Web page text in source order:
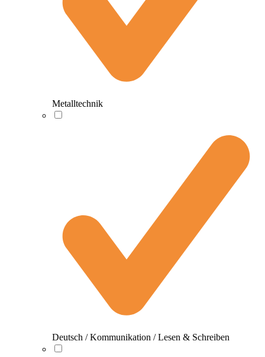
Metalltechnik
Deutsch / Kommunikation / Lesen & Schreiben